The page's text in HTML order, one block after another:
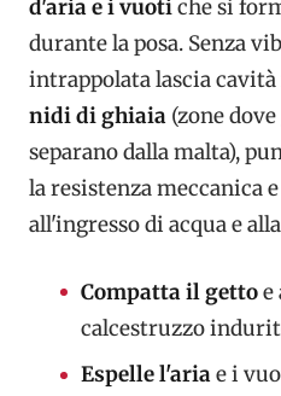
d'aria e i vuotiche si
durante la posa. Senza
intrappolata lascia
nidi di ghiaia (zone
separano dalla malta),
la resistenza meccanica
all'ingresso di acqua e
Compatta il gettoe
calcestruzzo
Espelle l'ariae i